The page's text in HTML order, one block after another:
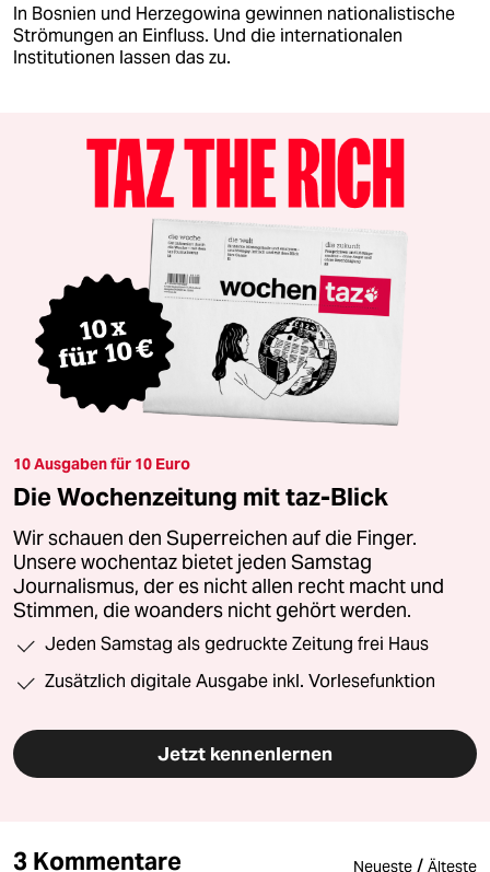
In Bosnien und Herzegowina gewinnen nationalistische
Strömungen an Einfluss. Und die internationalen
Institutionen lassen das zu.
10 Ausgaben für 10 Euro
Die Wochenzeitung mit taz-Blick
Wir schauen den Superreichen auf die Finger.
Unsere wochentaz bietet jeden Samstag
Journalismus, der es nicht allen recht macht und
Stimmen, die woanders nicht gehört werden.
Jeden Samstag als gedruckte Zeitung frei Haus
Zusätzlich digitale Ausgabe inkl. Vorlesefunktion
Jetzt kennenlernen
3 Kommentare Neueste / Älteste